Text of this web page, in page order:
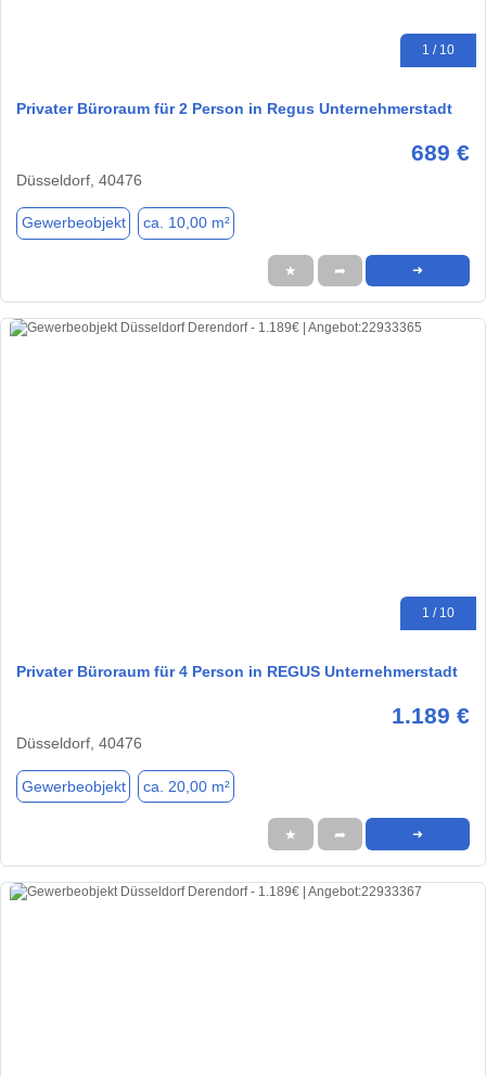
1 / 10
Privater Büroraum für 2 Person in Regus Unternehmerstadt
689 €
Düsseldorf, 40476
Gewerbeobjekt ca. 10,00 m²
★ ➦ ➜
1 / 10
Privater Büroraum für 4 Person in REGUS Unternehmerstadt
1.189 €
Düsseldorf, 40476
Gewerbeobjekt ca. 20,00 m²
★ ➦ ➜